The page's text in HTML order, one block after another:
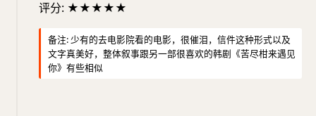
评分: ★★★★★
备注: 少有的去电影院看的电影，很催泪，信件这种形式以及
文字真美好，整体叙事跟另一部很喜欢的韩剧《苦尽柑来遇见
你》有些相似